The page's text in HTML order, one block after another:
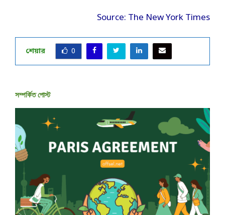
Source: The New York Times
শেয়ার 0
সম্পর্কিত পোস্ট